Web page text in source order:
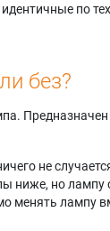
по
без?
не
ниже, но
менять лампу